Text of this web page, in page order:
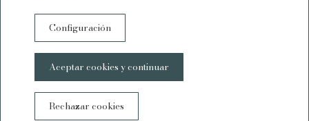
facebookinstagram
twitter
DESARROLLADO POR GNA HOTEL SOLUTIONS
Configuración
Aceptar cookies y continuar
Rechazar cookies